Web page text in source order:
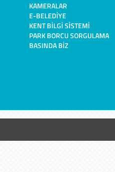
KAMERALAR
E-BELEDIYE
KENT BILGI SISTEMI
PARK BORCU SORGULAMA
BASINDA BIZ